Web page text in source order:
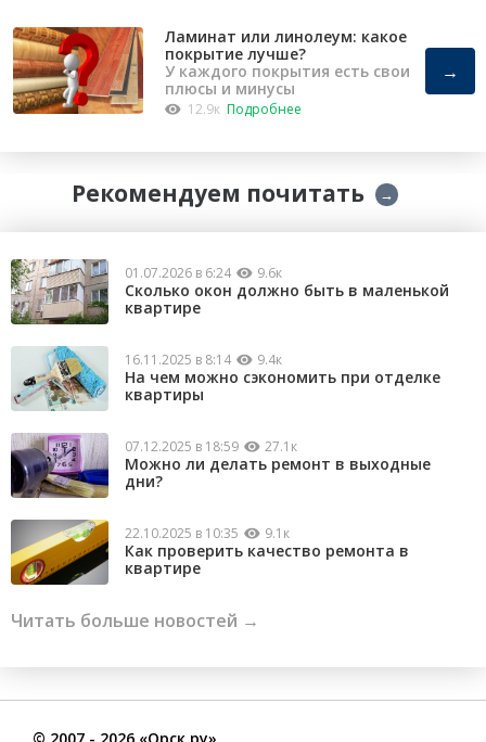
Ламинат или линолеум: какое
покрытие лучше?
У каждого покрытия есть свои
плюсы и минусы
12.9к Подробнее
→
Рекомендуем почитать →
01.07.2026 в 6:24 9.6к
Сколько окон должно быть в маленькой
квартире
16.11.2025 в 8:14 9.4к
На чем можно сэкономить при отделке
квартиры
07.12.2025 в 18:59 27.1к
Можно ли делать ремонт в выходные
дни?
22.10.2025 в 10:35 9.1к
Как проверить качество ремонта в
квартире
Читать больше новостей →